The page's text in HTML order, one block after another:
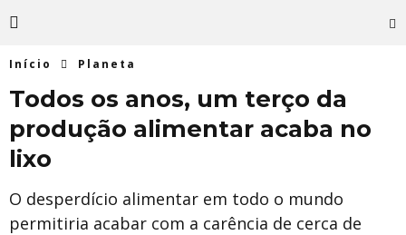
Início Planeta
Todos os anos, um terço da
produção alimentar acaba no
lixo
O desperdício alimentar em todo o mundo
permitiria acabar com a carência de cerca de